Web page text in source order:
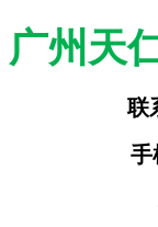
广州天
联
手